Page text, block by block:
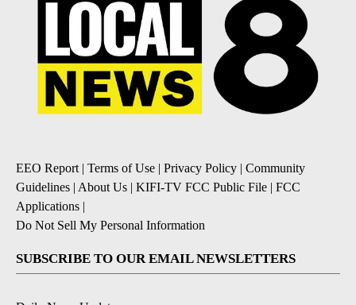
EEO Report| Terms of Use | Privacy Policy | Community
Guidelines | About Us | KIFI-TV FCC Public File | FCC
Applications |
Do Not Sell My Personal Information
SUBSCRIBE TO OUR EMAIL NEWSLETTERS